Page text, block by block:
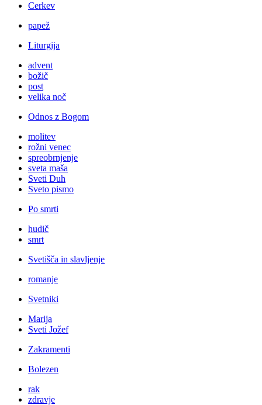
Cerkev
papež
Liturgija
advent
božič
post
velika noč
Odnos z Bogom
molitev
rožni venec
spreobrnjenje
sveta maša
Sveti Duh
Sveto pismo
Po smrti
hudič
smrt
Svetišča in slavljenje
romanje
Svetniki
Marija
Sveti Jožef
Zakramenti
Bolezen
rak
zdravje